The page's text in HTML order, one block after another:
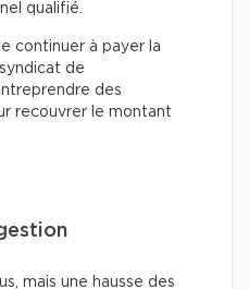
qualifié.
continuer à payer la
de
des
recouvrer le montant
mais une hausse des